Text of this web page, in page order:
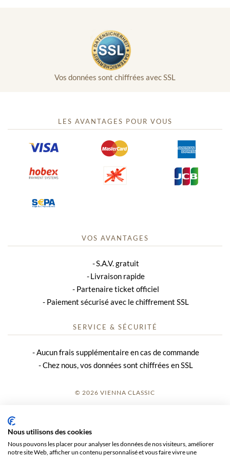
Vos données sont chiffrées avec SSL
LES AVANTAGES POUR VOUS
VOS AVANTAGES
S.A.V. gratuit
Livraison rapide
Partenaire ticket officiel
Paiement sécurisé avec le chiffrement SSL
SERVICE & SÉCURITÉ
Aucun frais supplémentaire en cas de commande
Chez nous, vos données sont chiffrées en SSL
© 2026 VIENNA CLASSIC
Nous utilisons des cookies
Nous pouvons les placer pour analyser les données de nos visiteurs, améliorer
notre site Web, afficher un contenu personnalisé et vous faire vivre une